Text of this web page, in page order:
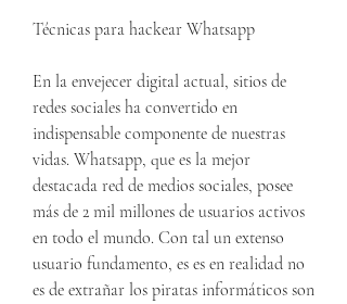
Técnicas para hackear Whatsapp
En la envejecer digital actual, sitios de
redes sociales ha convertido en
indispensable componente de nuestras
vidas. Whatsapp, que es la mejor
destacada red de medios sociales, posee
más de 2 mil millones de usuarios activos
en todo el mundo. Con tal un extenso
usuario fundamento, es es en realidad no
es de extrañar los piratas informáticos son